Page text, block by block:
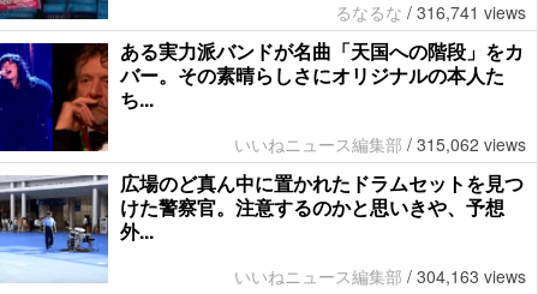
るなるな / 316,741 views
ある実力派バンドが名曲「天国への階段」をカ
バー。その素晴らしさにオリジナルの本人た
ち...
いいねニュース編集部 / 315,062 views
広場のど真ん中に置かれたドラムセットを見つ
けた警察官。注意するのかと思いきや、予想
外...
いいねニュース編集部 / 304,163 views